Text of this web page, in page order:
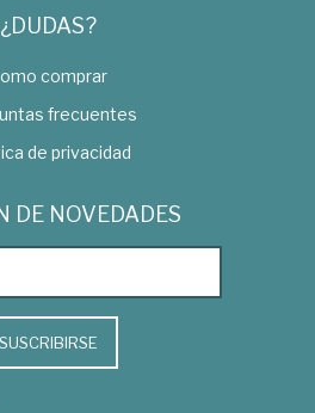
¿DUDAS?
comprar
frecuentes
de privacidad
DE NOVEDADES
SUSCRIBIRSE